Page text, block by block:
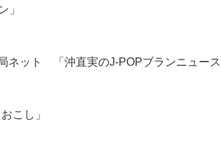
」
ネット 「沖直実のJ-POPブランニュース
こし」